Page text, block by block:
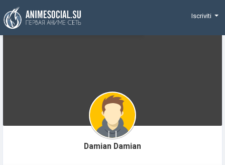
Funding
Iscriviti
Damian Damian